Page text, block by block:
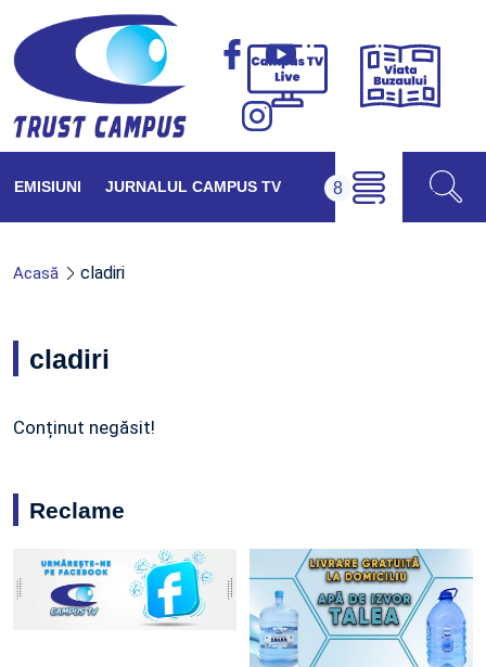
Campus
Viața
EMISIUNI JURNALUL CAMPUS TV
Acasă cladiri
cladiri
Conținut negăsit!
Reclame